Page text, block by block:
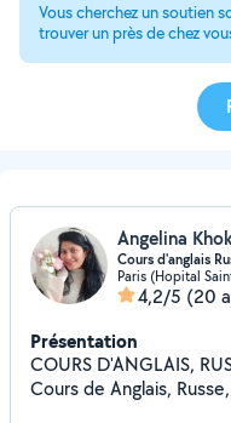
Vous cherchez un soutien
trouver un près de chez
Angelina
Cours d'anglais
Paris (Hopital
4,2/5 (20
Présentation
COURS D'ANGLAIS,
Cours de Anglais,